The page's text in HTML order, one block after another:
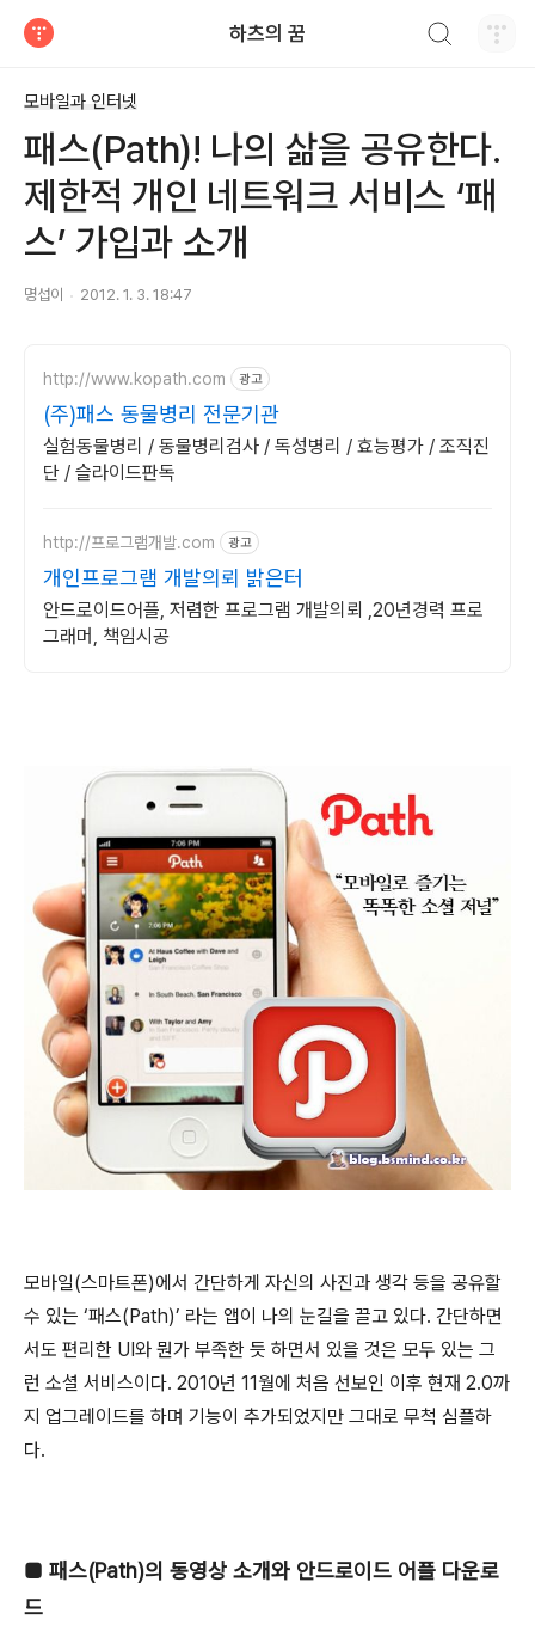
하츠의 꿈
모바일과 인터넷
패스(Path)! 나의 삶을 공유한다.
제한적 개인 네트워크 서비스 ‘패
스’ 가입과 소개
명섭이 2012. 1. 3. 18:47
http://www.kopath.com 광고
(주)패스 동물병리 전문기관
실험동물병리 / 동물병리검사 / 독성병리 / 효능평가 / 조직진
단 / 슬라이드판독
http://프로그램개발.com 광고
개인프로그램 개발의뢰 밝은터
안드로이드어플, 저렴한 프로그램 개발의뢰 ,20년경력 프로
그래머, 책임시공
모바일(스마트폰)에서 간단하게 자신의 사진과 생각 등을 공유할
수 있는 ‘패스(Path)’ 라는 앱이 나의 눈길을 끌고 있다. 간단하면
서도 편리한 UI와 뭔가 부족한 듯 하면서 있을 것은 모두 있는 그
런 소셜 서비스이다. 2010년 11월에 처음 선보인 이후 현재 2.0까
지 업그레이드를 하며 기능이 추가되었지만 그대로 무척 심플하
다.
■ 패스(Path)의 동영상 소개와 안드로이드 어플 다운로
드